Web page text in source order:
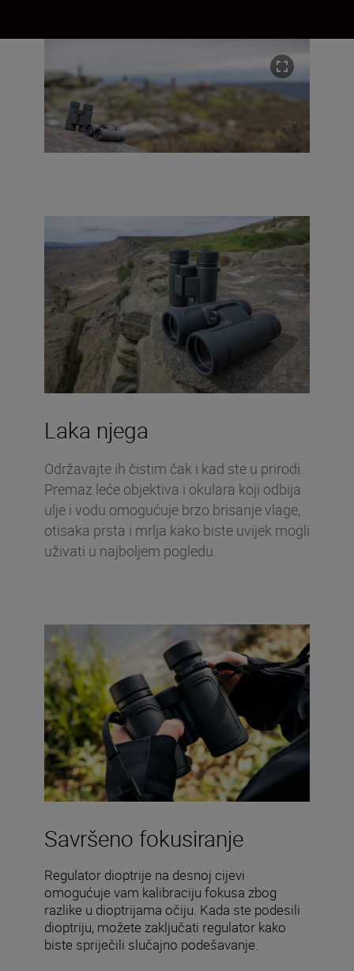
Laka njega
Održavajte ih čistim čak i kad ste u prirodi.
Premaz leće objektiva i okulara koji odbija
ulje i vodu omogućuje brzo brisanje vlage,
otisaka prsta i mrlja kako biste uvijek mogli
uživati u najboljem pogledu.
Savršeno fokusiranje
Regulator dioptrije na desnoj cijevi
omogućuje vam kalibraciju fokusa zbog
razlike u dioptrijama očiju. Kada ste podesili
dioptriju, možete zaključati regulator kako
biste spriječili slučajno podešavanje.